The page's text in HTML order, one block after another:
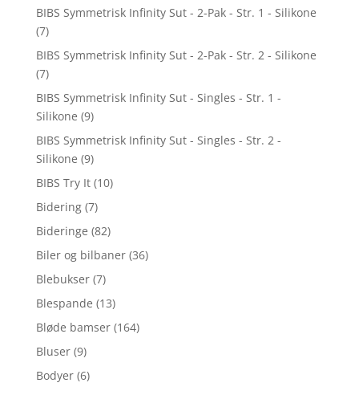
BIBS Symmetrisk Infinity Sut - 2-Pak - Str. 1 - Silikone
(7)
BIBS Symmetrisk Infinity Sut - 2-Pak - Str. 2 - Silikone
(7)
BIBS Symmetrisk Infinity Sut - Singles - Str. 1 -
Silikone (9)
BIBS Symmetrisk Infinity Sut - Singles - Str. 2 -
Silikone (9)
BIBS Try It (10)
Bidering (7)
Bideringe (82)
Biler og bilbaner (36)
Blebukser (7)
Blespande (13)
Bløde bamser (164)
Bluser (9)
Bodyer (6)